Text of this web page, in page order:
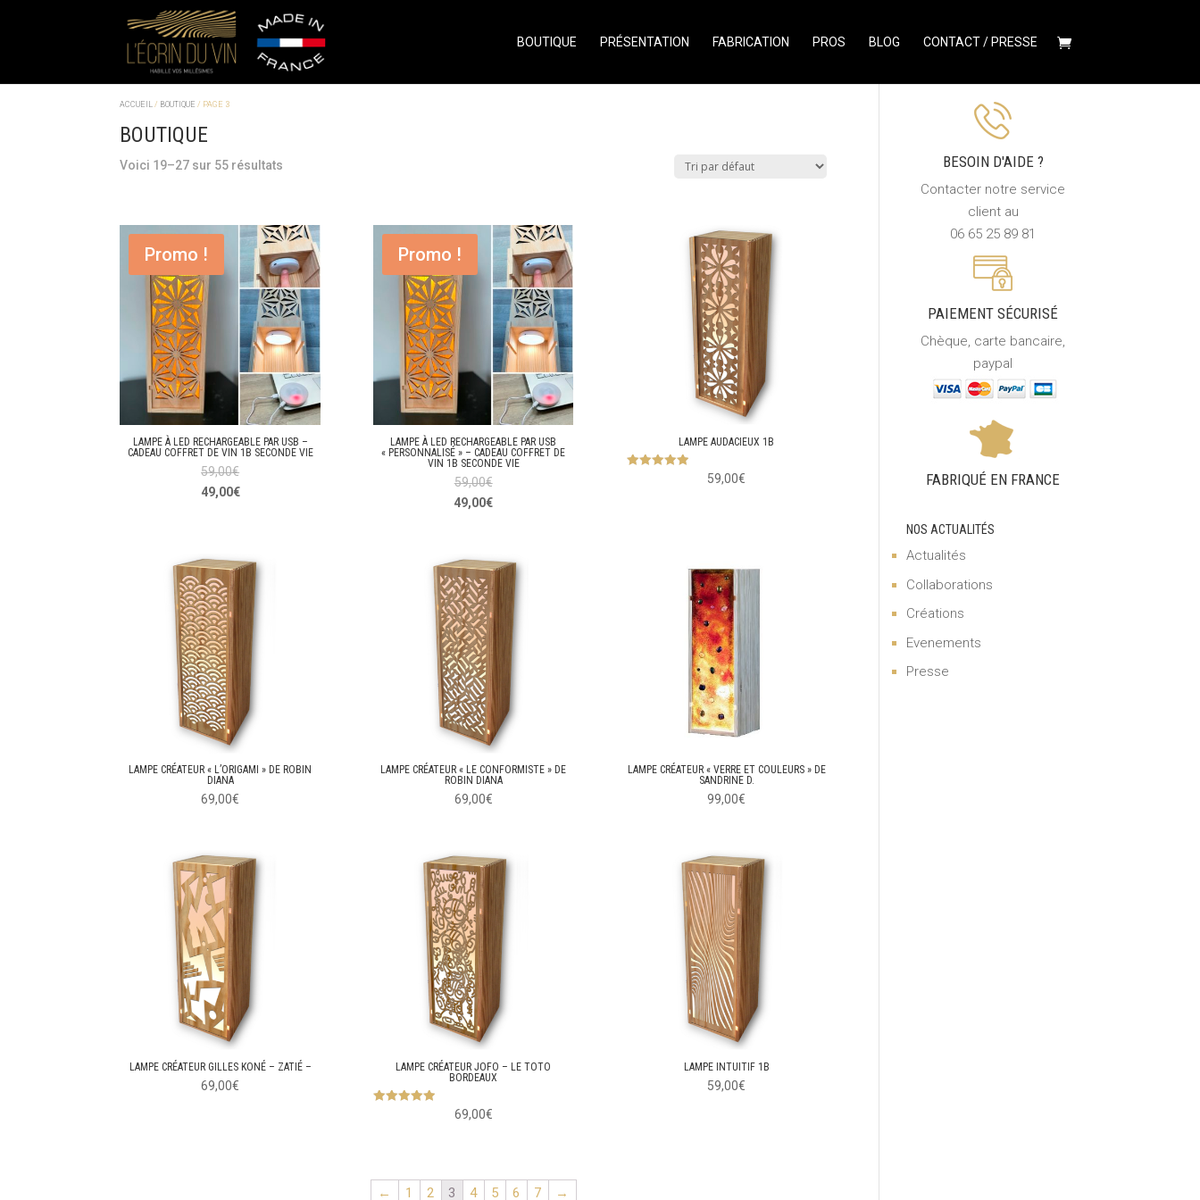
BOUTIQUE PRÉSENTATION FABRICATION PROS BLOG CONTACT / PRESSE
ACCUEIL / BOUTIQUE / PAGE 3
BOUTIQUE
Voici 19–27 sur 55 résultats
Promo !
LAMPE À LED RECHARGEABLE PAR USB –
CADEAU COFFRET DE VIN 1B SECONDE VIE
59,00€
49,00€
Promo !
LAMPE À LED RECHARGEABLE PAR USB
« PERSONNALISÉ » – CADEAU COFFRET DE
VIN 1B SECONDE VIE
59,00€
49,00€
LAMPE AUDACIEUX 1B
59,00€
LAMPE CRÉATEUR « L’ORIGAMI » DE ROBIN
DIANA
69,00€
LAMPE CRÉATEUR « LE CONFORMISTE » DE
ROBIN DIANA
69,00€
LAMPE CRÉATEUR « VERRE ET COULEURS » DE
SANDRINE D.
99,00€
LAMPE CRÉATEUR GILLES KONÉ – ZATIÉ –
69,00€
LAMPE CRÉATEUR JOFO – LE TOTO
BORDEAUX
69,00€
LAMPE INTUITIF 1B
59,00€
← 1 2 3 4 5 6 7 →
BESOIN D'AIDE ?
Contacter notre service
client au
06 65 25 89 81
PAIEMENT SÉCURISÉ
Chèque, carte bancaire,
paypal
FABRIQUÉ EN FRANCE
NOS ACTUALITÉS
Actualités
Collaborations
Créations
Evenements
Presse